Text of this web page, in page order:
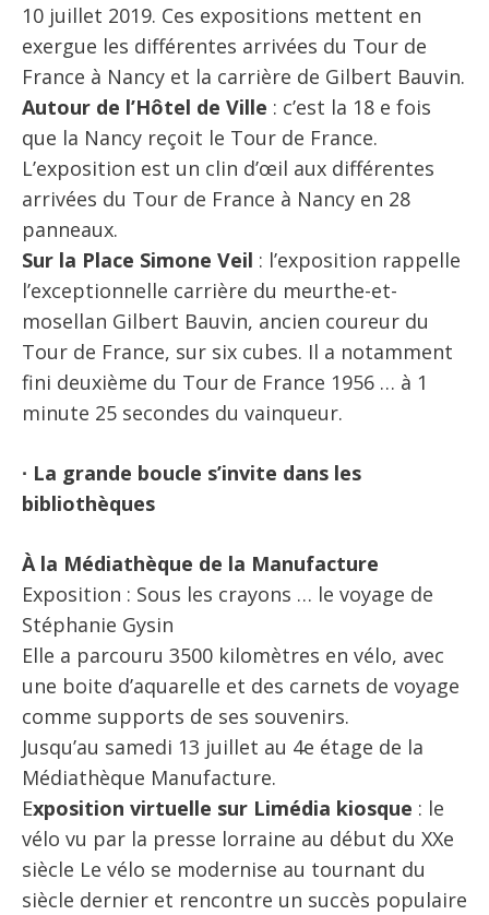
10 juillet 2019. Ces expositions mettent en
exergue les différentes arrivées du Tour de
France à Nancy et la carrière de Gilbert Bauvin.
Autour de l’Hôtel de Ville : c’est la 18 e fois
que la Nancy reçoit le Tour de France.
L’exposition est un clin d’œil aux différentes
arrivées du Tour de France à Nancy en 28
panneaux.
Sur la Place Simone Veil : l’exposition rappelle
l’exceptionnelle carrière du meurthe-et-
mosellan Gilbert Bauvin, ancien coureur du
Tour de France, sur six cubes. Il a notamment
fini deuxième du Tour de France 1956 … à 1
minute 25 secondes du vainqueur.
∙ La grande boucle s’invite dans les
bibliothèques
À la Médiathèque de la Manufacture
Exposition : Sous les crayons … le voyage de
Stéphanie Gysin
Elle a parcouru 3500 kilomètres en vélo, avec
une boite d’aquarelle et des carnets de voyage
comme supports de ses souvenirs.
Jusqu’au samedi 13 juillet au 4e étage de la
Médiathèque Manufacture.
Exposition virtuelle sur Limédia kiosque : le
vélo vu par la presse lorraine au début du XXe
siècle Le vélo se modernise au tournant du
siècle dernier et rencontre un succès populaire